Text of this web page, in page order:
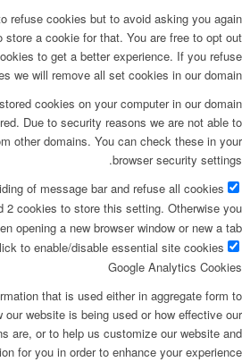
refuse cookies but to avoid asking you again
store a cookie for that. You are free to opt out
to get a better experience. If you refuse
we will remove all set cookies in our domain.
cookies on your computer in our domain
Due to security reasons we are not able to
other domains. You can check these in your
browser security settings.
of message bar and refuse all cookies
2 cookies to store this setting. Otherwise you
opening a new browser window or new a tab.
to enable/disable essential site cookies.
Google Analytics Cookies
that is used either in aggregate form to
our website is being used or how effective our
are, or to help us customize our website and
for you in order to enhance your experience.